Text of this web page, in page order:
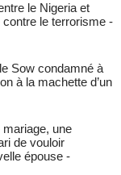
le Nigeria et
le terrorisme -
Sow condamné à
à la machette d’un
une
de vouloir
épouse -